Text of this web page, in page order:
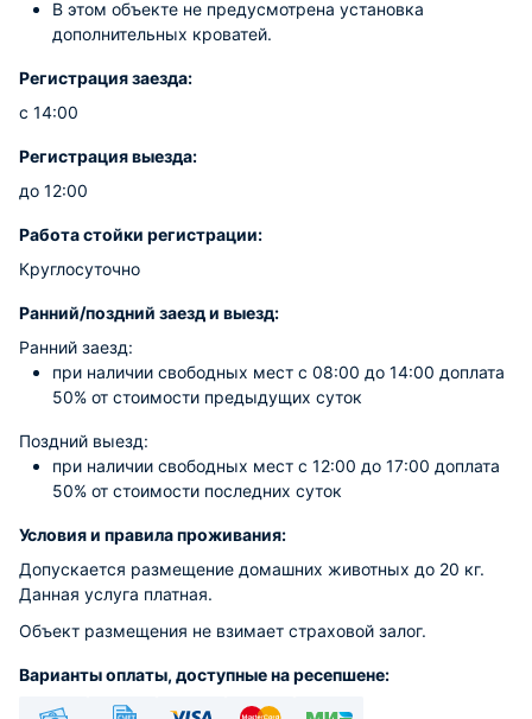
В этом объекте не предусмотрена установка
дополнительных кроватей.
Регистрация заезда:
с 14:00
Регистрация выезда:
до 12:00
Работа стойки регистрации:
Круглосуточно
Ранний/поздний заезд и выезд:
Ранний заезд:
при наличии свободных мест c 08:00 до 14:00 доплата
50% от стоимости предыдущих суток
Поздний выезд:
при наличии свободных мест c 12:00 до 17:00 доплата
50% от стоимости последних суток
Условия и правила проживания:
Допускается размещение домашних животных до 20 кг.
Данная услуга платная.
Объект размещения не взимает страховой залог.
Варианты оплаты, доступные на ресепшене: